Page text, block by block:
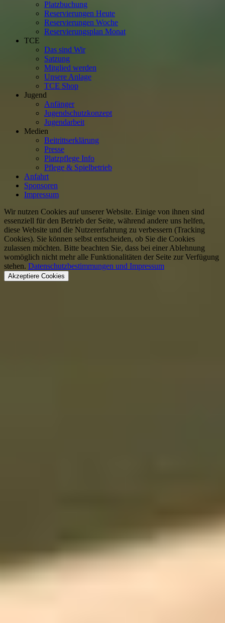
Platzbuchung
Reservierungen Heute
Reservierungen Woche
Reservierungsplan Monat
TCE
Das sind Wir
Satzung
Mitglied werden
Unsere Anlage
TCE Shop
Jugend
Anfänger
Jugendschutzkonzept
Jugendarbeit
Medien
Beitrittserklärung
Presse
Platzpflege Info
Pflege & Spielbetrieb
Anfahrt
Sponsoren
Impressum
Wir nutzen Cookies auf unserer Website. Einige von ihnen sind
essenziell für den Betrieb der Seite, während andere uns helfen,
diese Website und die Nutzererfahrung zu verbessern (Tracking
Cookies). Sie können selbst entscheiden, ob Sie die Cookies
zulassen möchten. Bitte beachten Sie, dass bei einer Ablehnung
womöglich nicht mehr alle Funktionalitäten der Seite zur Verfügung
stehen. Datenschutzbestimmungen und Impressum
Akzeptiere Cookies